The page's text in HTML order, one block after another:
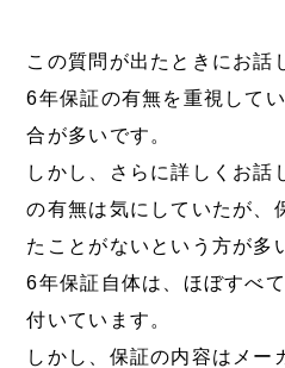
この質問が出たときにお話
6年保証の有無を重視して
合が多いです。
しかし、さらに詳しくお話
の有無は気にしていたが、
たことがないという方が多
6年保証自体は、ほぼすべ
付いています。
しかし、保証の内容はメー